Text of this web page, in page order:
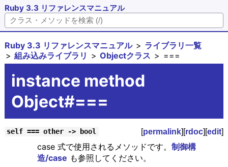
Ruby 3.3 リファレンスマニュアル
Ruby 3.3 リファレンスマニュアル
ライブラリ一覧
組み込みライブラリ
Objectクラス ===
instance method
Object#===
self === other -> bool [permalink][rdoc][edit]
case 式で使用されるメソッドです。 制御構
造/case も参照してください。